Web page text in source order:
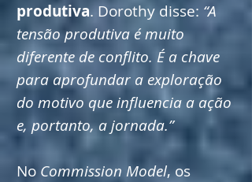
produtiva. Dorothy disse: “A
tensão produtiva é muito
diferente de conflito. É a chave
para aprofundar a exploração
do motivo que influencia a ação
e, portanto, a jornada.”
No Commission Model, os